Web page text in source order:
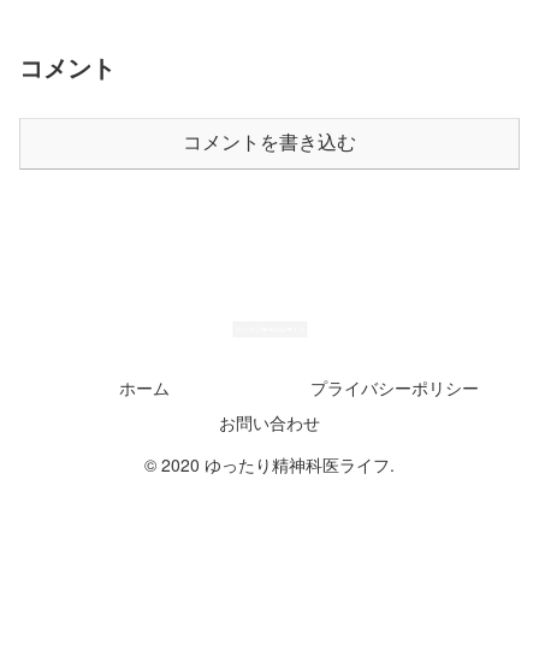
コメント
コメントを書き込む
ホーム
プライバシーポリシー
お問い合わせ
© 2020 ゆったり精神科医ライフ.